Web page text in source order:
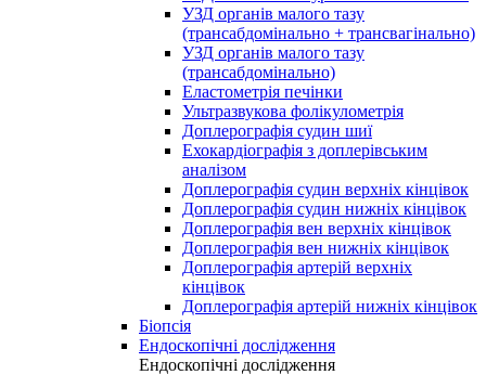
УЗД органів малого тазу
(трансабдомінально + трансвагінально)
УЗД органів малого тазу
(трансабдомінально)
Еластометрія печінки
Ультразвукова фолікулометрія
Доплерографія судин шиї
Ехокардіографія з доплерівським
аналізом
Доплерографія судин верхніх кінцівок
Доплерографія судин нижніх кінцівок
Доплерографія вен верхніх кінцівок
Доплерографія вен нижніх кінцівок
Доплерографія артерій верхніх
кінцівок
Доплерографія артерій нижніх кінцівок
Біопсія
Ендоскопічні дослідження
Ендоскопічні дослідження